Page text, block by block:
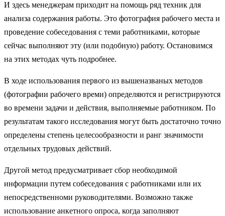
И здесь менеджерам приходит на помощь ряд техник для
анализа содержания работы. Это фотография рабочего места и
проведение собеседования с теми работниками, которые
сейчас выполняют эту (или подобную) работу. Остановимся
на этих методах чуть подробнее.
В ходе использования первого из вышеназваных методов
(фотографии рабочего времи) определяются и регистрируются
во времени задачи и действия, выполняемые работником. По
результатам такого исследования могут быть достаточно точно
определены степень целесообразности и ранг значимости
отдельных трудовых действий.
Другой метод предусматривает сбор необходимой
информации путем собеседования с работниками или их
непосредственноми руководителями. Возможно также
использование анкетного опроса, когда заполняют